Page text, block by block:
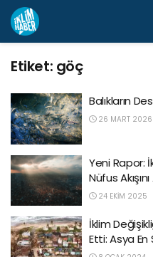
Etiket: göç
Balıkların
26 MART 2026
Yeni Rapor:
Nüfus
24 EKIM 2025
İklim
Etti: Asya En